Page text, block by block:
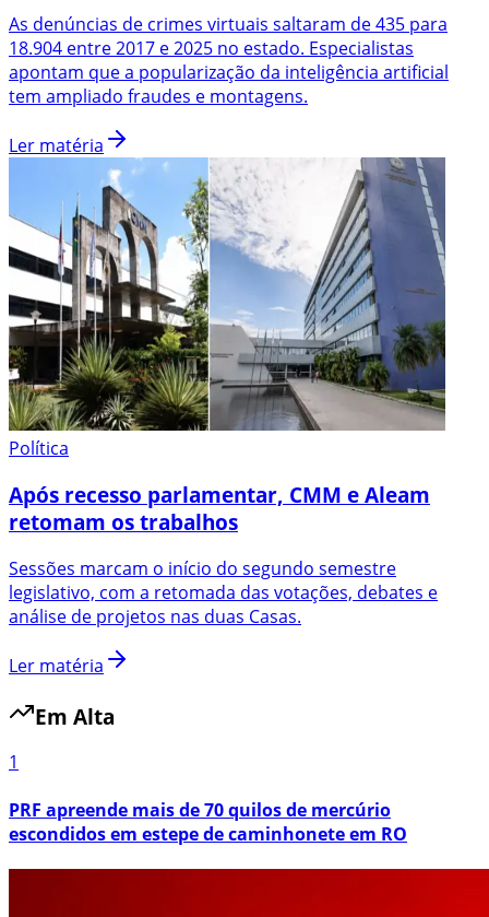
As denúncias de crimes virtuais saltaram de 435 para
18.904 entre 2017 e 2025 no estado. Especialistas
apontam que a popularização da inteligência artificial
tem ampliado fraudes e montagens.
Ler matéria
Política
Após recesso parlamentar, CMM e Aleam
retomam os trabalhos
Sessões marcam o início do segundo semestre
legislativo, com a retomada das votações, debates e
análise de projetos nas duas Casas.
Ler matéria
Em Alta
1
PRF apreende mais de 70 quilos de mercúrio
escondidos em estepe de caminhonete em RO